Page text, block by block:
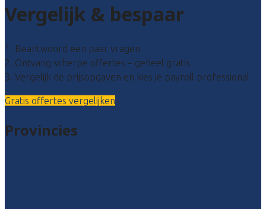
Vergelijk & bespaar
1. Beantwoord een paar vragen
2. Ontvang scherpe offertes – geheel gratis
3. Vergelijk de prijsopgaven en kies je payroll professional
Gratis offertes vergelijken
Provincies